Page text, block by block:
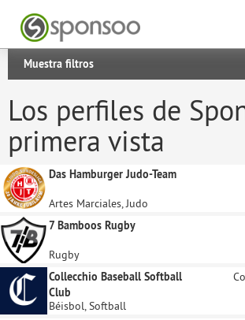
Muestra filtros
Los perfiles de
primera vista
Das Hamburger Judo-Team
Artes Marciales, Judo
7 Bamboos Rugby
Rugby
Collecchio Baseball Softball
Club
Béisbol, Softball